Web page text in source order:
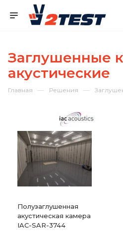
Заглушенные
акустические
Главная — Решения —
Полузаглушенная
акустическая камера
IAC-SAR-3744